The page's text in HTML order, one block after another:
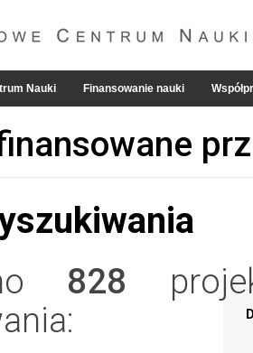
Nauki Finansowanie nauki
828